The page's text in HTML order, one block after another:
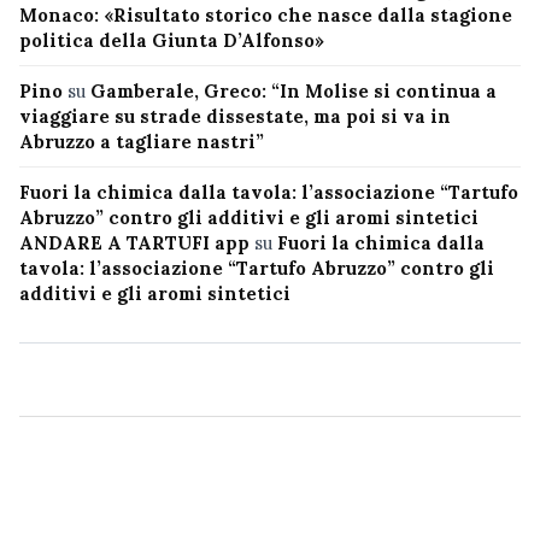
Monaco: «Risultato storico che nasce dalla stagione
politica della Giunta D’Alfonso»
Pino su Gamberale, Greco: “In Molise si continua a
viaggiare su strade dissestate, ma poi si va in
Abruzzo a tagliare nastri”
Fuori la chimica dalla tavola: l’associazione “Tartufo
Abruzzo” contro gli additivi e gli aromi sintetici
ANDARE A TARTUFI app su Fuori la chimica dalla
tavola: l’associazione “Tartufo Abruzzo” contro gli
additivi e gli aromi sintetici